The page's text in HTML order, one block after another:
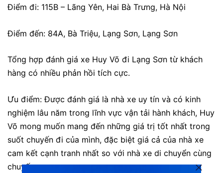
Điểm đi: 115B – Lãng Yên, Hai Bà Trưng, Hà Nội
Điểm đến: 84A, Bà Triệu, Lạng Sơn, Lạng Sơn
Tổng hợp đánh giá xe Huy Võ đi Lạng Sơn từ khách
hàng có nhiều phản hồi tích cực.
Ưu điểm: Được đánh giá là nhà xe uy tín và có kinh
nghiệm lâu năm trong lĩnh vực vận tải hành khách, Huy
Võ mong muốn mang đến những giá trị tốt nhất trong
suốt chuyến đi của mình, đặc biệt giá cả của nhà xe
cam kết cạnh tranh nhất so với nhà xe di chuyển cùng
chuyến.